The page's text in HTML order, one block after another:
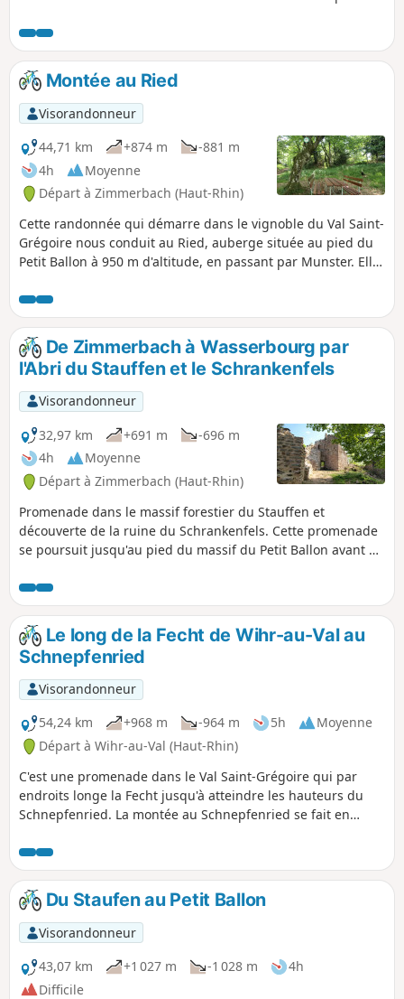
panoramiques qui dominent des villages viticoles parmi les
plus pittoresques. Seule la montée à Labaroche est un peu
éprouvante mais se fait sur des chemins bien aménagés et
en pente régulière.
Montée au Ried
Visorandonneur
44,71 km
+874 m
-881 m
4h
Moyenne
Départ à Zimmerbach (Haut-Rhin)
Cette randonnée qui démarre dans le vignoble du Val Saint-
Grégoire nous conduit au Ried, auberge située au pied du
Petit Ballon à 950 m d'altitude, en passant par Munster. Elle
la Terrasse Napoléon.
De Zimmerbach à Wasserbourg par
l'Abri du Stauffen et le Schrankenfels
Visorandonneur
32,97 km
+691 m
-696 m
4h
Moyenne
Départ à Zimmerbach (Haut-Rhin)
Promenade dans le massif forestier du Stauffen et
découverte de la ruine du Schrankenfels. Cette promenade
se poursuit jusqu'au pied du massif du Petit Ballon avant de
cyclable.
Le long de la Fecht de Wihr-au-Val au
Schnepfenried
Visorandonneur
54,24 km
+968 m -964 m 5h
Moyenne
Départ à Wihr-au-Val (Haut-Rhin)
C'est une promenade dans le Val Saint-Grégoire qui par
endroits longe la Fecht jusqu'à atteindre les hauteurs du
Schnepfenried. La montée au Schnepfenried se fait en
descente sur Mittlach suit le même type de chemins. Le
reste se fait sur route ou itinéraires cyclables.
Du Staufen au Petit Ballon
Visorandonneur
43,07 km
+1 027 m -1 028 m
4h
Difficile